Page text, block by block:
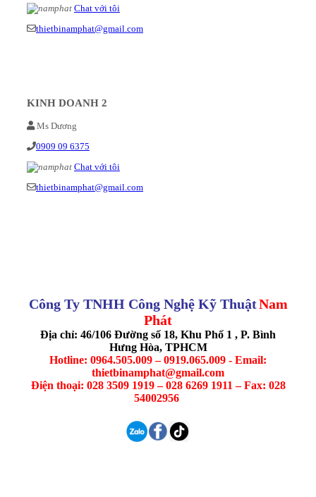
Chat với tôi
thietbinamphat@gmail.com
KINH DOANH 2
Ms Dương
0909 09 6375
Chat với tôi
thietbinamphat@gmail.com
Công Ty TNHH Công Nghệ Kỹ ThuậtNam
Phát
Địa chỉ: 46/106 Đường số 18, Khu Phố 1 , P. Bình
Hưng Hòa, TPHCM
Hotline: 0964.505.009 – 0919.065.009 - Email:
thietbinamphat@gmail.com
Điện thoại: 028 3509 1919 – 028 6269 1911 – Fax: 028
54002956